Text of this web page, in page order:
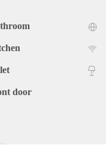
bezichtiging in te
door